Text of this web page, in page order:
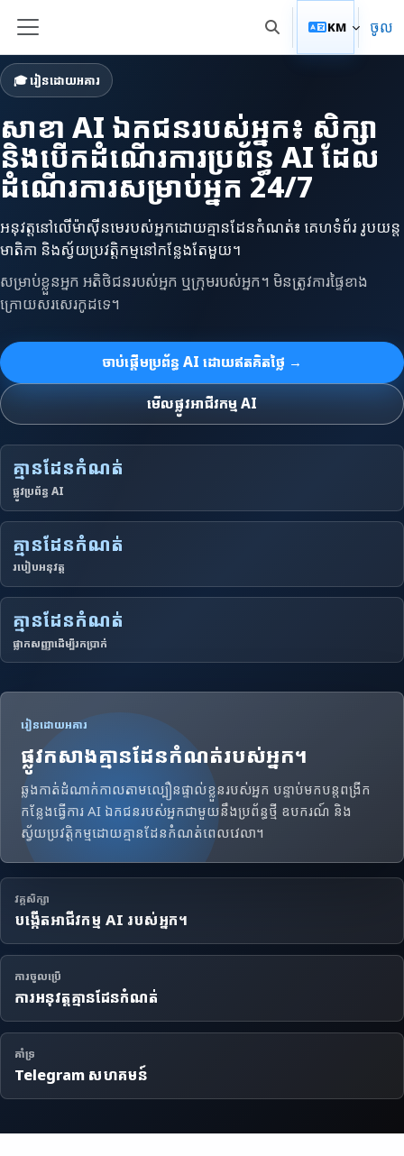
Side panel Toggle search input
KM ចូល
🎓 រៀនដោយអគារ
សាខា AI ឯកជនរបស់អ្នក៖ សិក្សា
និងបើកដំណើរការប្រព័ន្ធ AI ដែល
ដំណើរការសម្រាប់អ្នក 24/7
អនុវត្តនៅលើម៉ាស៊ីនមេរបស់អ្នកដោយគ្មានដែនកំណត់៖ គេហទំព័រ រូបយន្ត
មាតិកា និងស្វ័យប្រវត្តិកម្មនៅកន្លែងតែមួយ។
សម្រាប់ខ្លួនអ្នក អតិថិជនរបស់អ្នក ឬក្រុមរបស់អ្នក។ មិនត្រូវការផ្ទៃខាង
ក្រោយសរសេរកូដទេ។
ចាប់ផ្តើមប្រព័ន្ធ AI ដោយឥតគិតថ្លៃ →
មើលផ្លូវអាជីវកម្ម AI
គ្មានដែនកំណត់
ផ្លូវប្រព័ន្ធ AI
គ្មានដែនកំណត់
របៀបអនុវត្ត
គ្មានដែនកំណត់
ផ្លាកសញ្ញាដើម្បីរកប្រាក់
រៀនដោយអគារ
ផ្លូវកសាងគ្មានដែនកំណត់របស់អ្នក។
ឆ្លងកាត់ដំណាក់កាលតាមល្បឿនផ្ទាល់ខ្លួនរបស់អ្នក បន្ទាប់មកបន្តពង្រីក
កន្លែងធ្វើការ AI ឯកជនរបស់អ្នកជាមួយនឹងប្រព័ន្ធថ្មី ឧបករណ៍ និង
ស្វ័យប្រវត្តិកម្មដោយគ្មានដែនកំណត់ពេលវេលា។
វគ្គសិក្សា
បង្កើតអាជីវកម្ម AI របស់អ្នក។
ការចូលប្រើ
ការអនុវត្តគ្មានដែនកំណត់
គាំទ្រ
Telegram សហគមន៍